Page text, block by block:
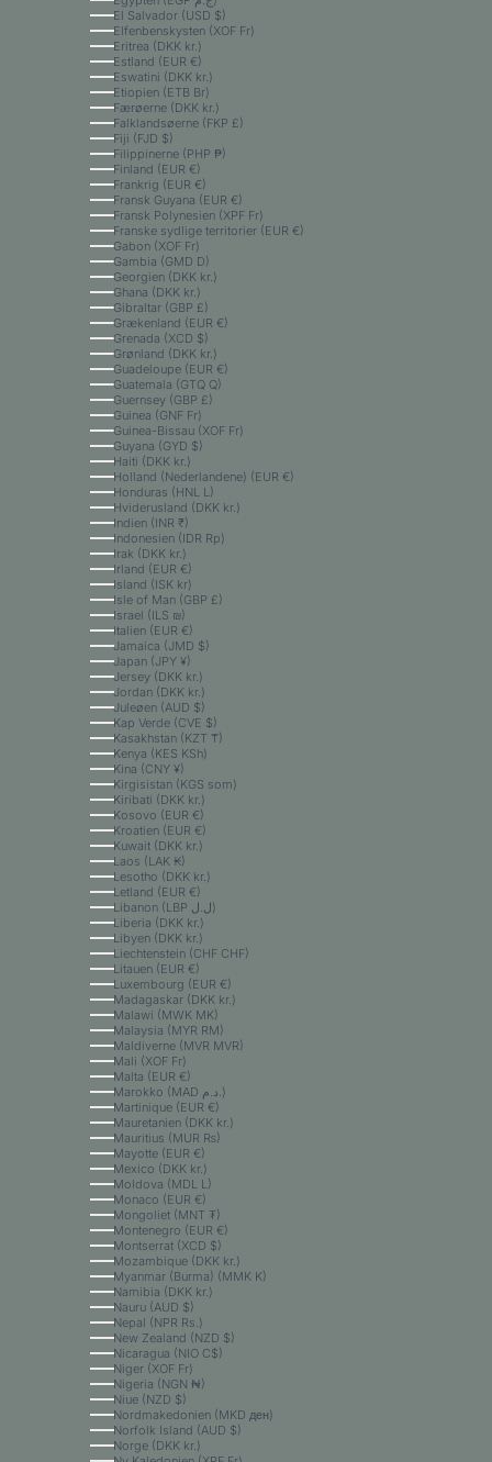
El Salvador (USD $)
Elfenbenskysten (XOF Fr)
Eritrea (DKK kr.)
Estland (EUR €)
Eswatini (DKK kr.)
Etiopien (ETB Br)
Færøerne (DKK kr.)
Falklandsøerne (FKP £)
Fiji (FJD $)
Filippinerne (PHP ₱)
Finland (EUR €)
Frankrig (EUR €)
Fransk Guyana (EUR €)
Fransk Polynesien (XPF Fr)
Franske sydlige territorier (EUR €)
Gabon (XOF Fr)
Gambia (GMD D)
Georgien (DKK kr.)
Ghana (DKK kr.)
Gibraltar (GBP £)
Grækenland (EUR €)
Grenada (XCD $)
Grønland (DKK kr.)
Guadeloupe (EUR €)
Guatemala (GTQ Q)
Guernsey (GBP £)
Guinea (GNF Fr)
Guinea-Bissau (XOF Fr)
Guyana (GYD $)
Haiti (DKK kr.)
Holland (Nederlandene) (EUR €)
Honduras (HNL L)
Hviderusland (DKK kr.)
Indien (INR ₹)
Indonesien (IDR Rp)
Irak (DKK kr.)
Irland (EUR €)
Island (ISK kr)
Isle of Man (GBP £)
Israel (ILS ₪)
Italien (EUR €)
Jamaica (JMD $)
Japan (JPY ¥)
Jersey (DKK kr.)
Jordan (DKK kr.)
Juleøen (AUD $)
Kap Verde (CVE $)
Kasakhstan (KZT ₸)
Kenya (KES KSh)
Kina (CNY ¥)
Kirgisistan (KGS som)
Kiribati (DKK kr.)
Kosovo (EUR €)
Kroatien (EUR €)
Kuwait (DKK kr.)
Laos (LAK ₭)
Lesotho (DKK kr.)
Letland (EUR €)
Libanon (LBP ل.ل)
Liberia (DKK kr.)
Libyen (DKK kr.)
Liechtenstein (CHF CHF)
Litauen (EUR €)
Luxembourg (EUR €)
Madagaskar (DKK kr.)
Malawi (MWK MK)
Malaysia (MYR RM)
Maldiverne (MVR MVR)
Mali (XOF Fr)
Malta (EUR €)
Marokko (MAD د.م.)
Martinique (EUR €)
Mauretanien (DKK kr.)
Mauritius (MUR ₨)
Mayotte (EUR €)
Mexico (DKK kr.)
Moldova (MDL L)
Monaco (EUR €)
Mongoliet (MNT ₮)
Montenegro (EUR €)
Montserrat (XCD $)
Mozambique (DKK kr.)
Myanmar (Burma) (MMK K)
Namibia (DKK kr.)
Nauru (AUD $)
Nepal (NPR Rs.)
New Zealand (NZD $)
Nicaragua (NIO C$)
Niger (XOF Fr)
Nigeria (NGN ₦)
Niue (NZD $)
Nordmakedonien (MKD ден)
Norfolk Island (AUD $)
Norge (DKK kr.)